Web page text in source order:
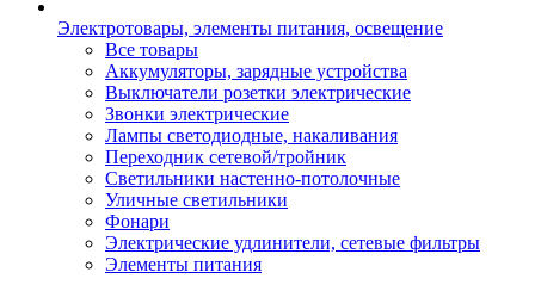
Электротовары, элементы питания, освещение
Все товары
Аккумуляторы, зарядные устройства
Выключатели розетки электрические
Звонки электрические
Лампы светодиодные, накаливания
Переходник сетевой/тройник
Светильники настенно-потолочные
Уличные светильники
Фонари
Электрические удлинители, сетевые фильтры
Элементы питания